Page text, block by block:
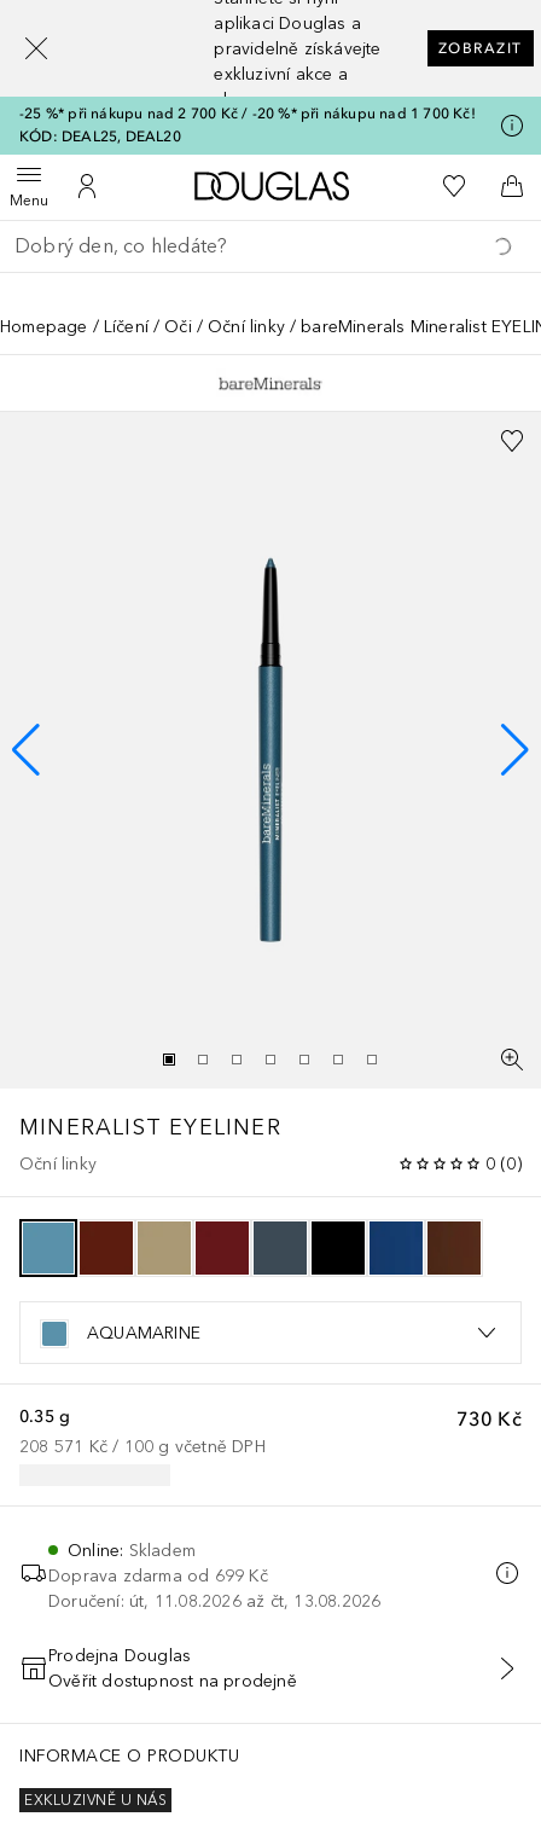
aplikaci Douglas a
pravidelně získávejte
exkluzivní akce a
slevy
ZOBRAZIT
-25 %* při nákupu nad 2 700 Kč / -20 %* při nákupu nad 1 700 Kč!
KÓD: DEAL25, DEAL20
MenuOtevřít menuK mému účtu
Domů K mému
Do
Vraťte se
Proveďte vyhledávání
Homepage Líčení Oči Oční linky bareMinerals Mineralist
MINERALIST EYELINER
Oční linky 0 (0)
AQUAMARINE
730 Kč
0.35 g
208 571 Kč / 100 g včetně DPH
Online: Skladem
Doprava zdarma od 699 Kč
Doručení: út, 11.08.2026 až čt, 13.08.2026
PŘIDAT DO KOŠÍKU
Prodejna Douglas
Ověřit dostupnost na prodejně
INFORMACE O PRODUKTU
EXKLUZIVNĚ U NÁS
[navigation.slideout.screenreader]